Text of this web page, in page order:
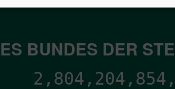
BUNDES DER